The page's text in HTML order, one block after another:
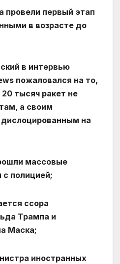
провели первый этап
в возрасте до
в интервью
пожаловался на то,
тысяч ракет не
а своим
на
массовые
с полицией;
ссора
Трампа и
Маска;
иностранных